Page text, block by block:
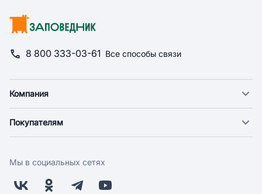
8 800 333-03-61 Все способы связи
Компания
Новости
Поставщикам
Заводчикам
Покупателям
Оплата
Бонусная программа
Мы в социальных сетях